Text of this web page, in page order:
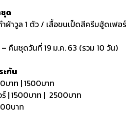
ด
ำผ้าวูล 1 ตัว / เสื้อขนเป็ดสีครีมฮู้ดเฟอร์
คืนชุดวันที่ 19 ม.ค. 63 (รวม 10 วัน)
ะกัน
บาท | 1500บาท
| 1500บาท | 2500บาท
บาท